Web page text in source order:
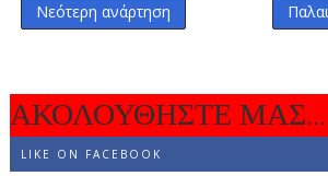
Νεότερη ανάρτηση
ΑΚΟΛΟΥΘΗΣΤΕ ΜΑΣ...
LIKE ON FACEBOOK